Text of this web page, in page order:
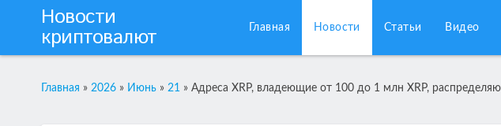
Новости
криптовалют Главная Новости Статьи Видео
Главная » 2026 » Июнь » 21 » Адреса XRP, владеющие от 100 до 1 млн XRP,